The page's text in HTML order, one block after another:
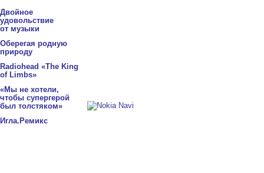
Двойное
удовольствие
от музыки
Оберегая родную
природу
Radiohead «The King
of Limbs»
«Мы не хотели,
чтобы супергерой
был толстяком»
Игла.Ремикс